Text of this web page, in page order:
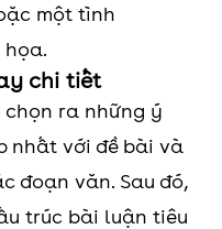
một tình
họa.
chi tiết
chọn ra những ý
nhất với đề bài và
đoạn văn. Sau đó,
trúc bài luận tiêu